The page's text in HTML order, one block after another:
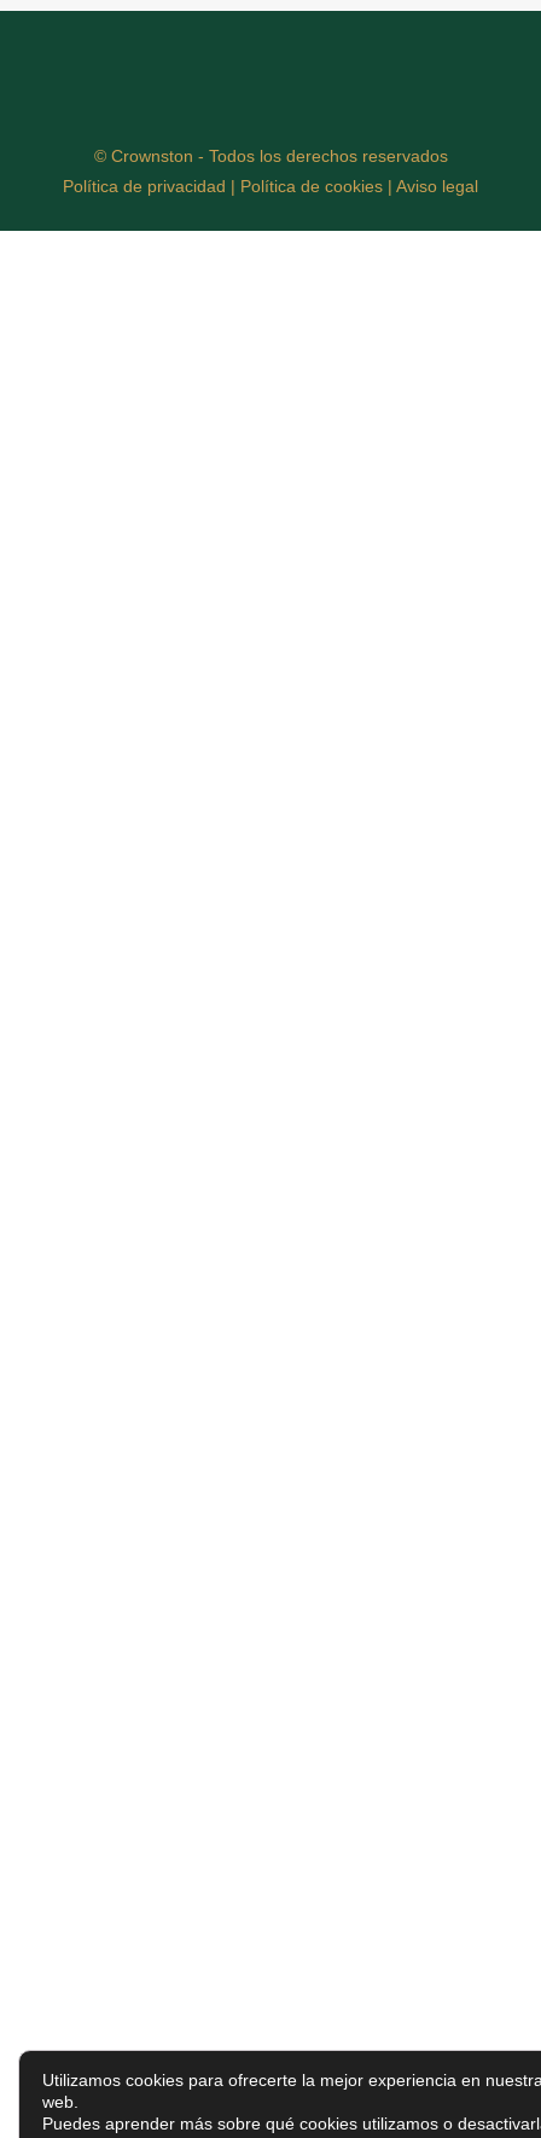
© Crownston - Todos los derechos reservados
Política de privacidad | Política de cookies | Aviso legal
Utilizamos cookies para ofrecerte la mejor experiencia en
web.
Puedes aprender más sobre qué cookies utilizamos o